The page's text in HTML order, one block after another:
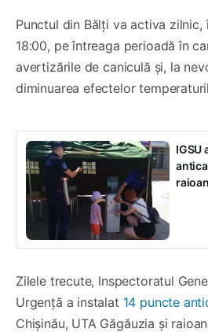
Punctul din Bălți va activa zilnic,
18:00, pe întreaga perioadă în
avertizările de caniculă și, la
diminuarea efectelor
IGSU
Zilele trecute, Inspectoratul
Urgență a instalat 14 puncte
Chișinău, UTA Găgăuzia și